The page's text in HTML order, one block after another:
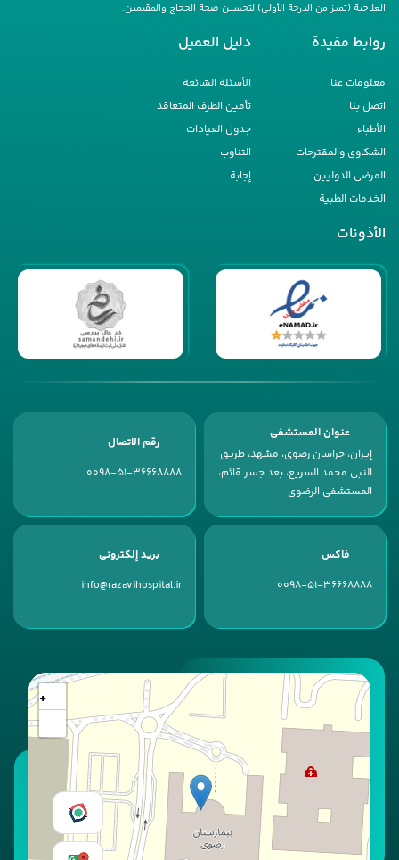
العلاجیة (تمیز من الدرجة الأولى) لتحسین صحة الحجاج والمقیمین.
روابط مفيدة
معلومات عنا
اتصل بنا
الأطباء
الشکاوى والمقترحات
المرضى الدولیین
الخدمات الطبیة
دليل العمیل
الأسئلة الشائعة
تأمین الطرف المتعاقد
جدول العیادات
التناوب
إجابة
الأذونات
عنوان المستشفى
إیران، خراسان رضوی، مشهد، طریق
النبی محمد السریع، بعد جسر قائم،
المستشفى الرضوی
رقم الاتصال
0098-51-36668888
فاكس
0098-51-36668888
بريد إلكتروني
info@razavihospital.ir
+
−